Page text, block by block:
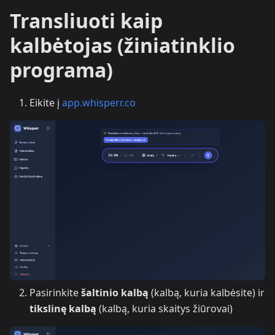
Transliuoti kaip
kalbėtojas (žiniatinklio
programa)
Eikite į app.whisperr.co
Pasirinkitešaltinio kalbą (kalbą, kuria kalbėsite) ir
tikslinę kalbą (kalbą, kuria skaitys žiūrovai)